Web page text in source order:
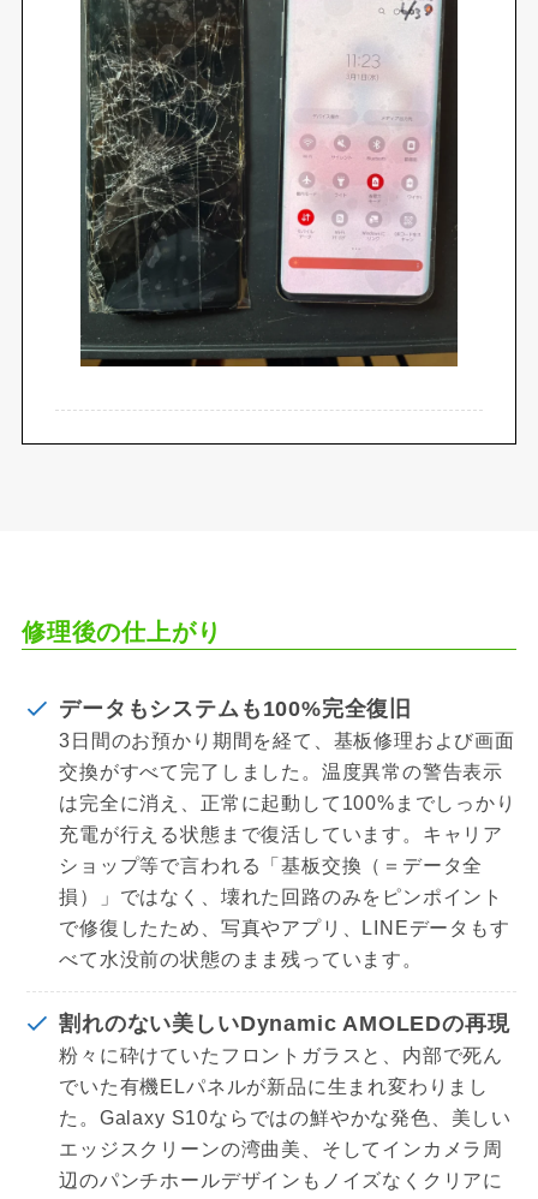
修理後の仕上がり
データもシステムも100%完全復旧
3日間のお預かり期間を経て、基板修理および画面
交換がすべて完了しました。温度異常の警告表示
は完全に消え、正常に起動して100%までしっかり
充電が行える状態まで復活しています。キャリア
ショップ等で言われる「基板交換（＝データ全
損）」ではなく、壊れた回路のみをピンポイント
で修復したため、写真やアプリ、LINEデータもす
べて水没前の状態のまま残っています。
割れのない美しいDynamic AMOLEDの再現
粉々に砕けていたフロントガラスと、内部で死ん
でいた有機ELパネルが新品に生まれ変わりまし
た。Galaxy S10ならではの鮮やかな発色、美しい
エッジスクリーンの湾曲美、そしてインカメラ周
辺のパンチホールデザインもノイズなくクリアに